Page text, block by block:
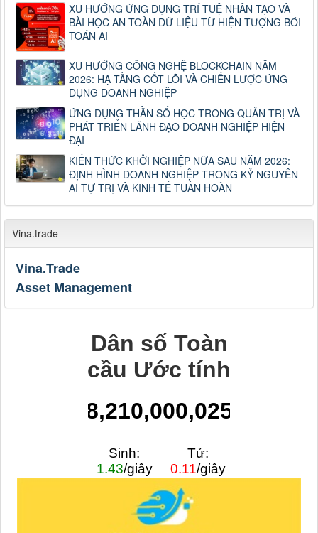
XU HƯỚNG ỨNG DỤNG TRÍ TUỆ NHÂN TẠO VÀ
BÀI HỌC AN TOÀN DỮ LIỆU TỪ HIỆN TƯỢNG BÓI
TOÁN AI
XU HƯỚNG CÔNG NGHỆ BLOCKCHAIN NĂM
2026: HẠ TẦNG CỐT LÕI VÀ CHIẾN LƯỢC ỨNG
DỤNG DOANH NGHIỆP
ỨNG DỤNG THẦN SỐ HỌC TRONG QUẢN TRỊ VÀ
PHÁT TRIỂN LÃNH ĐẠO DOANH NGHIỆP HIỆN
ĐẠI
KIẾN THỨC KHỞI NGHIỆP NỮA SAU NĂM 2026:
ĐỊNH HÌNH DOANH NGHIỆP TRONG KỶ NGUYÊN
AI TỰ TRỊ VÀ KINH TẾ TUẦN HOÀN
Vina.trade
Vina.Trade
Asset Management